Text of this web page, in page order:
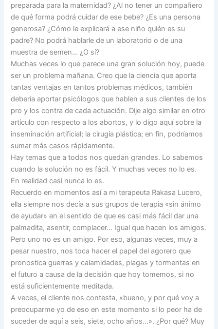
preparada para la maternidad? ¿Al no tener un compañero
de qué forma podrá cuidar de ese bebe? ¿Es una persona
generosa? ¿Cómo le explicará a ese niño quién es su
padre? No podrá hablarle de un laboratorio o de una
muestra de semen… ¿O sí?
Muchas veces lo que parece una gran solución hoy, puede
ser un problema mañana. Creo que la ciencia que aporta
tantas ventajas en tantos problemas médicos, también
debería aportar psicólogos que hablen a sus clientes de los
pro y los contra de cada actuación. Dije algo similar en otro
artículo con respecto a los abortos, y lo digo aquí sobre la
inseminación artificial; la cirugía plástica; en fin, podríamos
sumar más casos rápidamente.
Hay temas que a todos nos quedan grandes. Lo sabemos
cuando la solución no es fácil. Y muchas veces no lo es.
En realidad casi nunca lo es.
Recuerdo en momentos así a mi terapeuta Rakasa Lucero,
ella siempre nos decía a sus grupos de terapia «sin ánimo
de ayudar» en el sentido de que es casi más fácil dar una
palmadita, asentir, complacer… Igual que hacen los amigos.
Pero uno no es un amigo. Por eso, algunas veces, muy a
pesar nuestro, nos toca hacer el papel del agorero que
pronostica guerras y calamidades, plagas y tormentas en
el futuro a causa de la decisión que hoy tomemos, si no
está suficientemente meditada.
A veces, el cliente nos contesta, «bueno, y por qué voy a
preocuparme yo de eso en este momento si lo peor ha de
suceder de aquí a seis, siete, ocho años…». ¿Por qué? Muy